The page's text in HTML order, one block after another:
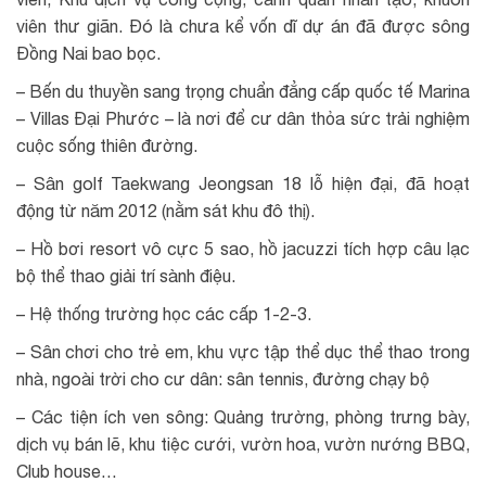
viên thư giãn. Đó là chưa kể vốn dĩ dự án đã được sông
Đồng Nai bao bọc.
– Bến du thuyền sang trọng chuẩn đẳng cấp quốc tế Marina
– Villas Đại Phước – là nơi để cư dân thỏa sức trải nghiệm
cuộc sống thiên đường.
– Sân golf Taekwang Jeongsan 18 lỗ hiện đại, đã hoạt
động từ năm 2012 (nằm sát khu đô thị).
– Hồ bơi resort vô cực 5 sao, hồ jacuzzi tích hợp câu lạc
bộ thể thao giải trí sành điệu.
– Hệ thống trường học các cấp 1-2-3.
– Sân chơi cho trẻ em, khu vực tập thể dục thể thao trong
nhà, ngoài trời cho cư dân: sân tennis, đường chạy bộ
– Các tiện ích ven sông: Quảng trường, phòng trưng bày,
dịch vụ bán lẽ, khu tiệc cưới, vườn hoa, vườn nướng BBQ,
Club house…